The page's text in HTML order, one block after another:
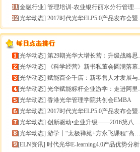
[金融行业] 管理培训-农业银行丽水分行管理培训
[光华动态] 2017时代光华ELP5.0产品发布会暨构建企业员工
[光华动态] 第29期光华大增长营：升级战略思维，加速企业增长
[光华动态]
《科学经营》新书私董会圆满落幕｜用科学经营助推企业高
[光华动态] 赋能百企千店：新零售人才发展与组织能力微诊断
[光华动态] 光华赋能标杆企业游学：走进阿里巴巴+绿城管理集团
[光华动态] 香港光华管理学院共创会EMBA
[光华动态] 2017时代光华ELP5.0产品发布会暨构建企业员工
[光华动态] 创新驱动•企业升级——2016第八届（中
[光华动态] 游学丨“太极禅苑+方永飞课程”高端商圈项目启动
[ELN资讯] 时代光华E-learning4.0产品优势分析